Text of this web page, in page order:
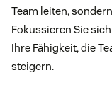
Team leiten,
Fokussieren Sie
Ihre Fähigkeit, die
steigern.